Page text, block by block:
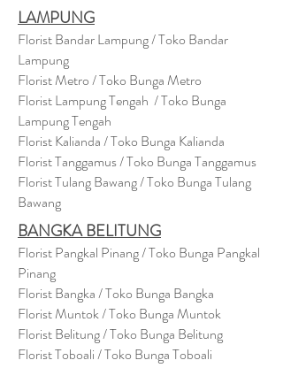
LAMPUNG
Florist Bandar Lampung / Toko Bandar
Lampung
Florist Metro / Toko Bunga Metro
Florist Lampung Tengah / Toko Bunga
Lampung Tengah
Florist Kalianda / Toko Bunga Kalianda
Florist Tanggamus / Toko Bunga Tanggamus
Florist Tulang Bawang / Toko Bunga Tulang
Bawang
BANGKA BELITUNG
Florist Pangkal Pinang / Toko Bunga Pangkal
Pinang
Florist Bangka / Toko Bunga Bangka
Florist Muntok / Toko Bunga Muntok
Florist Belitung / Toko Bunga Belitung
Florist Toboali / Toko Bunga Toboali